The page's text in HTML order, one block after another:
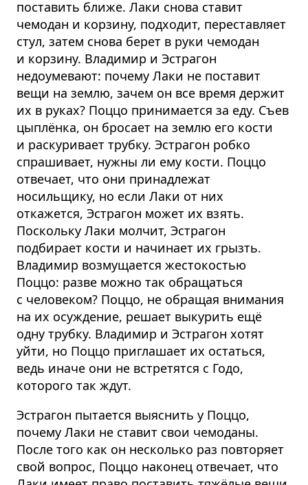
поставить ближе. Лаки снова ставит
чемодан и корзину, подходит, переставляет
стул, затем снова берет в руки чемодан
и корзину. Владимир и Эстрагон
недоумевают: почему Лаки не поставит
вещи на землю, зачем он все время держит
их в руках? Поццо принимается за еду. Съев
цыплёнка, он бросает на землю его кости
и раскуривает трубку. Эстрагон робко
спрашивает, нужны ли ему кости. Поццо
отвечает, что они принадлежат
носильщику, но если Лаки от них
откажется, Эстрагон может их взять.
Поскольку Лаки молчит, Эстрагон
подбирает кости и начинает их грызть.
Владимир возмущается жестокостью
Поццо: разве можно так обращаться
с человеком? Поццо, не обращая внимания
на их осуждение, решает выкурить ещё
одну трубку. Владимир и Эстрагон хотят
уйти, но Поццо приглашает их остаться,
ведь иначе они не встретятся с Годо,
которого так ждут.
Эстрагон пытается выяснить у Поццо,
почему Лаки не ставит свои чемоданы.
После того как он несколько раз повторяет
свой вопрос, Поццо наконец отвечает, что